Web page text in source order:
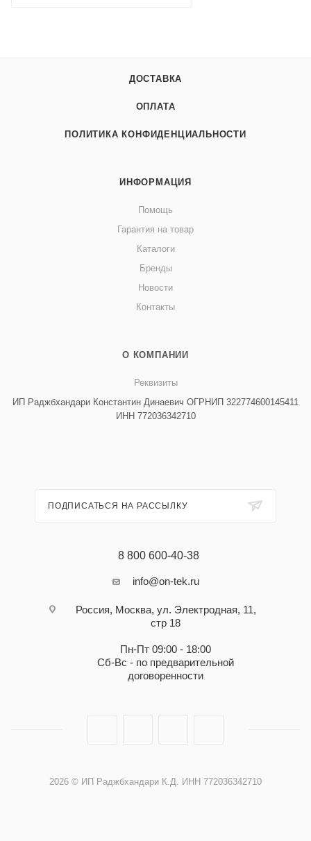
ДОСТАВКА
ОПЛАТА
ПОЛИТИКА КОНФИДЕНЦИАЛЬНОСТИ
ИНФОРМАЦИЯ
Помощь
Гарантия на товар
Каталоги
Бренды
Новости
Контакты
О КОМПАНИИ
Реквизиты
ИП Раджбхандари Константин Динаевич ОГРНИП 322774600145411
ИНН 772036342710
ПОДПИСАТЬСЯ НА РАССЫЛКУ
8 800 600-40-38
info@on-tek.ru
Россия, Москва, ул. Электродная, 11,
стр 18
Пн-Пт 09:00 - 18:00
Сб-Вс - по предварительной
договоренности
2026 © ИП Раджбхандари К.Д. ИНН 772036342710